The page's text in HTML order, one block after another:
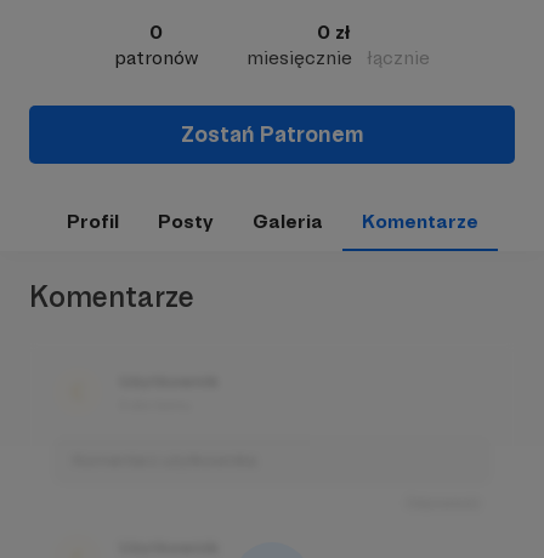
0
patronów
0 zł
miesięcznie
łącznie
Zostań Patronem
Profil Posty Galeria Komentarze
Komentarze